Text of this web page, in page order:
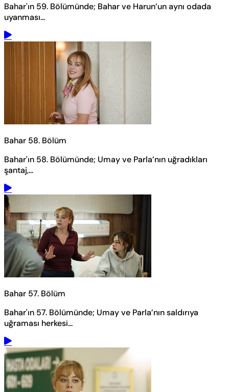
Bahar'ın 59. Bölümünde; Bahar ve Harun’un aynı odada
uyanması...
Bahar 58. Bölüm
Bahar'ın 58. Bölümünde; Umay ve Parla’nın uğradıkları
şantaj,...
Bahar 57. Bölüm
Bahar'ın 57. Bölümünde; Umay ve Parla’nın saldırıya
uğraması herkesi...